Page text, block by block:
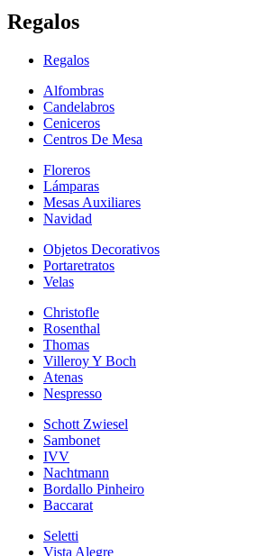
Regalos
Regalos
Alfombras
Candelabros
Ceniceros
Centros De Mesa
Floreros
Lámparas
Mesas Auxiliares
Navidad
Objetos Decorativos
Portaretratos
Velas
Christofle
Rosenthal
Thomas
Villeroy Y Boch
Atenas
Nespresso
Schott Zwiesel
Sambonet
IVV
Nachtmann
Bordallo Pinheiro
Baccarat
Seletti
Vista Alegre